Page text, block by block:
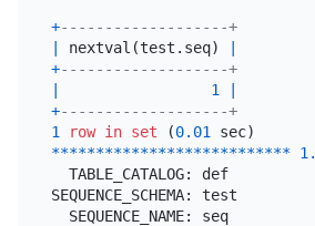
+-------------------+
nextval(test.seq)
+-------------------+
1
+-------------------+
1
row in set (0.01
*************************** 1.
  TABLE_CATALOG: def
SEQUENCE_SCHEMA: test
  SEQUENCE_NAME: seq